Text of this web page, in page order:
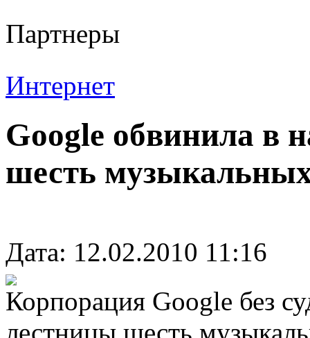
Партнеры
Интернет
Google обвинила в
шесть
Дата: 12.02.2010 11:16
Корпорация Google без